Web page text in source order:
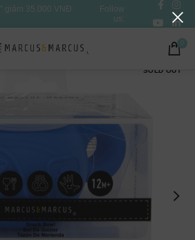
" giảm 35.000 VNĐ
Follow
us:
SOLD OUT